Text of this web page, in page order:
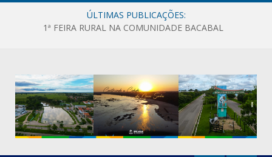
ÚLTIMAS PUBLICAÇÕES:
1ª FEIRA RURAL NA COMUNIDADE BACABAL